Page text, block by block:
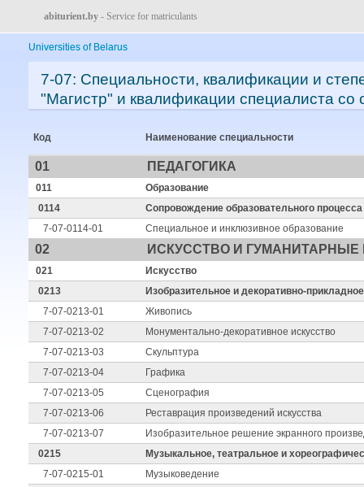
abiturient.by - Service for matriculants
Universities of Belarus
7-07: Специальности, квалификации и
"Магистр" и квалификации специалиста
Код Наименование специальности
01 ПЕДАГОГИКА
011
Образование
0114
Сопровождение образовательного процесса
7-07-0114-01
Специальное и инклюзивное образование
02 ИСКУССТВО И ГУМАНИТАРНЫЕ
021
Искусство
0213
Изобразительное и декоративно-
7-07-0213-01
Живопись
7-07-0213-02
Монументально-декоративное искусство
7-07-0213-03
Скульптура
7-07-0213-04
Графика
7-07-0213-05
Сценография
7-07-0213-06
Реставрация произведений искусства
7-07-0213-07
Изобразительное решение экранного
0215
Музыкальное, театральное и
7-07-0215-01
Музыковедение